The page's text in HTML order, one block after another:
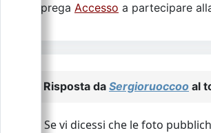
Si prega Accesso a partecipare
Risposta da Sergioruoccoo al
Se vi dicessi che le foto